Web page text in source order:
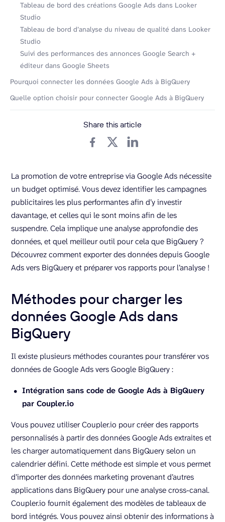
Tableau de bord des créations Google Ads dans Looker
Studio
Tableau de bord d’analyse du niveau de qualité dans Looker
Studio
Suivi des performances des annonces Google Search +
éditeur dans Google Sheets
Pourquoi connecter les données Google Ads à BigQuery
Quelle option choisir pour connecter Google Ads à BigQuery
Share this article
La promotion de votre entreprise via Google Ads nécessite
un budget optimisé. Vous devez identifier les campagnes
publicitaires les plus performantes afin d’y investir
davantage, et celles qui le sont moins afin de les
suspendre. Cela implique une analyse approfondie des
données, et quel meilleur outil pour cela que BigQuery ?
Découvrez comment exporter des données depuis Google
Ads vers BigQuery et préparer vos rapports pour l’analyse !
Méthodes pour charger les
données Google Ads dans
BigQuery
Il existe plusieurs méthodes courantes pour transférer vos
données de Google Ads vers Google BigQuery :
Intégration sans code de Google Ads à BigQuery
par Coupler.io
Vous pouvez utiliser Coupler.io pour créer des rapports
personnalisés à partir des données Google Ads extraites et
les charger automatiquement dans BigQuery selon un
calendrier défini. Cette méthode est simple et vous permet
d’importer des données marketing provenant d’autres
applications dans BigQuery pour une analyse cross-canal.
Coupler.io fournit également des modèles de tableaux de
bord intégrés. Vous pouvez ainsi obtenir des informations à